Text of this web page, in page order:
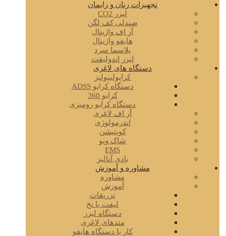
تجهیزات زنان و زایمان
لیزر CO2
صندلی کف لگن
آر اف واژینال
هایفو واژینال
پلاسما سرد
لیزر اندولیفت
دستگاه های لاغری
کرایولیپولیز
دستگاه کرایو ADSS
کرایو 360
دستگاه کرایو رومیزی
آر اف لاغری
اندرمولوژی
کویتیشن
شاک ویو
EMS
بادی آنالیز
مشاوره و آموزش
مشاوره
آموزش
تزریقات
لیفت با نخ
دستگاه لیزر
متدهای لاغری
کار با دستگاه هایفو